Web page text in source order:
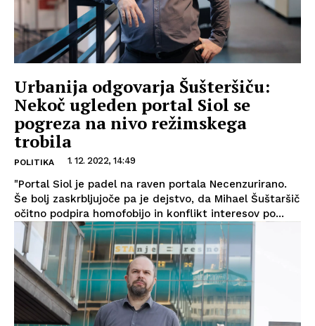
Urbanija odgovarja Šušteršiču:
Nekoč ugleden portal Siol se
pogreza na nivo režimskega
trobila
POLITIKA 1. 12. 2022, 14:49
"Portal Siol je padel na raven portala Necenzurirano.
Še bolj zaskrbljujoče pa je dejstvo, da Mihael Šuštaršič
očitno podpira homofobijo in konflikt interesov po...